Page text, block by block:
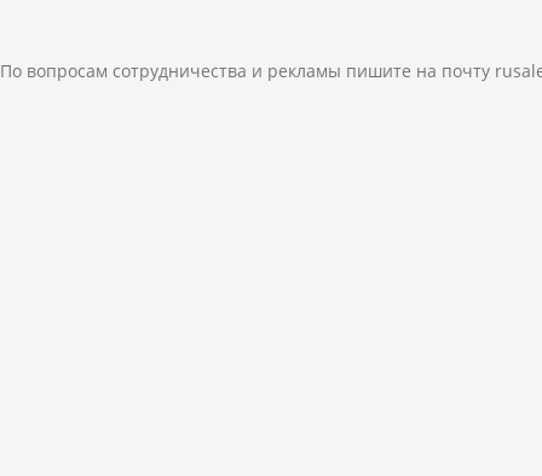
По вопросам сотрудничества и рекламы пишите на почту